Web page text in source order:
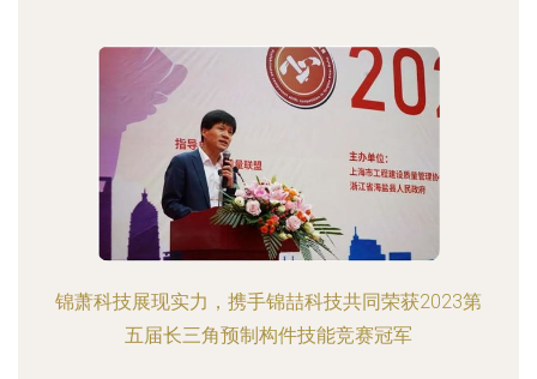
锦萧科技展现实力，携手锦喆科技共同荣获2023第
五届长三角预制构件技能竞赛冠军